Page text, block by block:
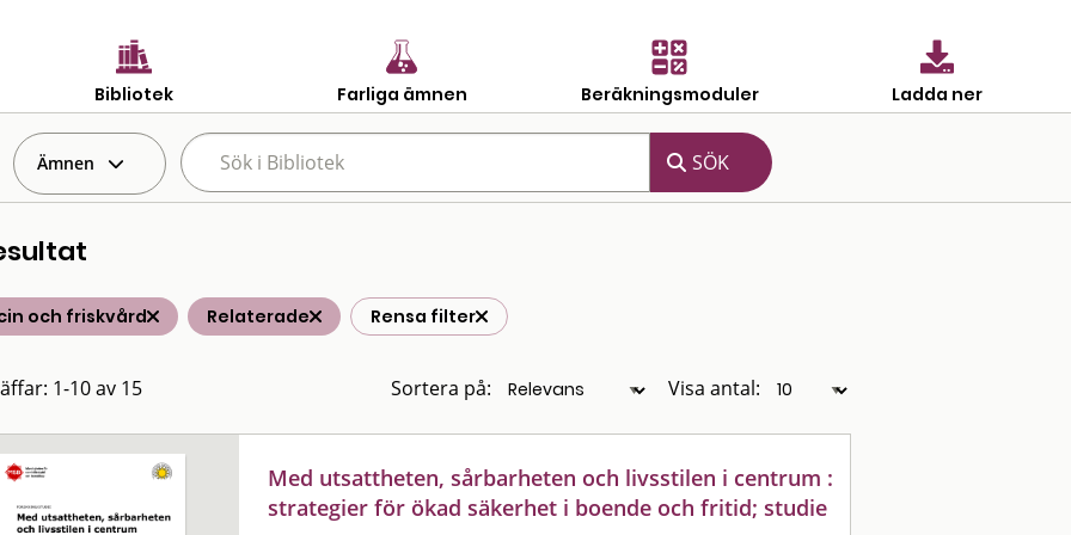
Bibliotek Farliga ämnen Beräkningsmoduler Ladda ner
Ämnen
och friskvård Relaterade Rensa filter
1-10 av 15 Sortera på: Visa antal:
Med utsattheten, sårbarheten och livsstilen i centrum :
strategier för ökad säkerhet i boende och fritid; studie